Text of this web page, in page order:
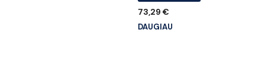
73,29 €
DAUGIAU